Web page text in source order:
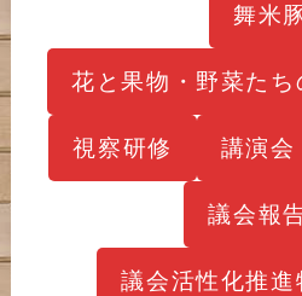
舞米
花と果物・野菜たち
視察研修 講演会
議会報
議会活性化推進